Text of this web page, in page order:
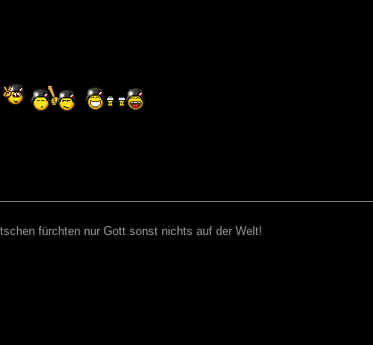
fürchten nur Gott sonst nichts auf der Welt!